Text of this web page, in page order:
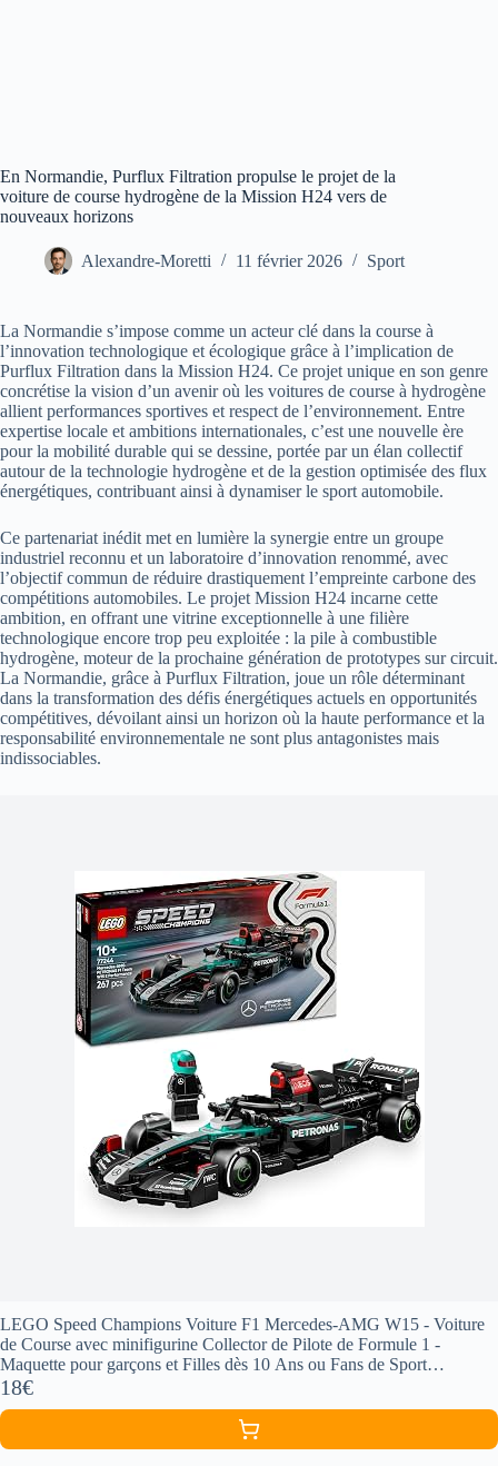
En Normandie, Purflux Filtration propulse le projet de la
voiture de course hydrogène de la Mission H24 vers de
nouveaux horizons
Alexandre-Moretti 11 février 2026 Sport
La Normandie s’impose comme un acteur clé dans la course à
l’innovation technologique et écologique grâce à l’implication de
Purflux Filtration dans la Mission H24. Ce projet unique en son genre
concrétise la vision d’un avenir où les voitures de course à hydrogène
allient performances sportives et respect de l’environnement. Entre
expertise locale et ambitions internationales, c’est une nouvelle ère
pour la mobilité durable qui se dessine, portée par un élan collectif
autour de la technologie hydrogène et de la gestion optimisée des flux
énergétiques, contribuant ainsi à dynamiser le sport automobile.
Ce partenariat inédit met en lumière la synergie entre un groupe
industriel reconnu et un laboratoire d’innovation renommé, avec
l’objectif commun de réduire drastiquement l’empreinte carbone des
compétitions automobiles. Le projet Mission H24 incarne cette
ambition, en offrant une vitrine exceptionnelle à une filière
technologique encore trop peu exploitée : la pile à combustible
hydrogène, moteur de la prochaine génération de prototypes sur circuit.
La Normandie, grâce à Purflux Filtration, joue un rôle déterminant
dans la transformation des défis énergétiques actuels en opportunités
compétitives, dévoilant ainsi un horizon où la haute performance et la
responsabilité environnementale ne sont plus antagonistes mais
indissociables.
LEGO Speed Champions Voiture F1 Mercedes-AMG W15 - Voiture
de Course avec minifigurine Collector de Pilote de Formule 1 -
Maquette pour garçons et Filles dès 10 Ans ou Fans de Sport
Automobile 77244
18€